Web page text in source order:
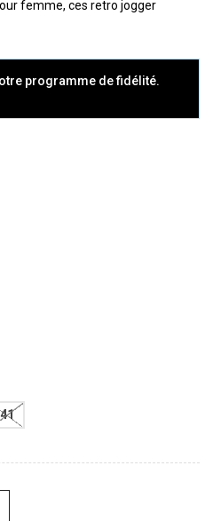
femme, ces retro jogger
programme de fidélité.
41